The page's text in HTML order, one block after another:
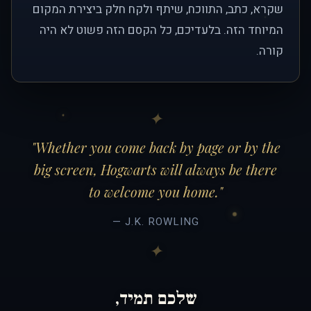
שקרא, כתב, התווכח, שיתף ולקח חלק ביצירת המקום
המיוחד הזה. בלעדיכם, כל הקסם הזה פשוט לא היה
קורה.
"Whether you come back by page or by the
big screen, Hogwarts will always be there
to welcome you home."
— J.K. ROWLING
שלכם תמיד,